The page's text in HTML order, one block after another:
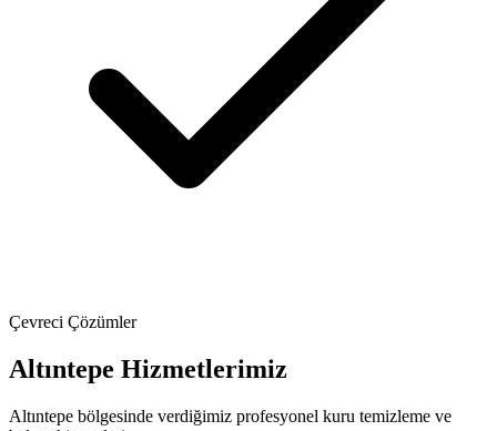
Çevreci Çözümler
Altıntepe Hizmetlerimiz
Altıntepe bölgesinde verdiğimiz profesyonel kuru temizleme ve